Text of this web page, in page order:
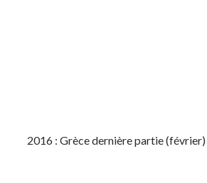
2016 : Grèce dernière partie